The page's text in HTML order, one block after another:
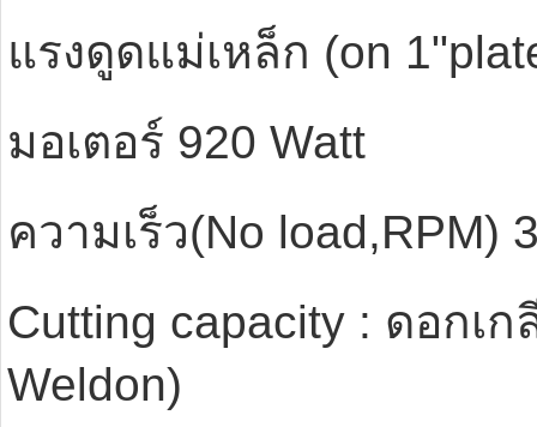
แรงดูดแม่เหล็ก (on
มอเตอร์ 920 Watt
ความเร็ว(No load,RPM)
Cutting capacity : ดอกเ
Weldon)